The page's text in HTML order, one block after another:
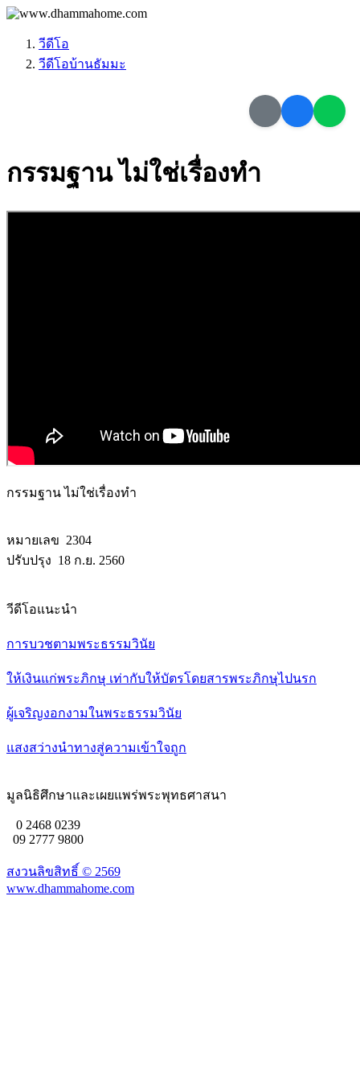
วีดีโอ
วีดีโอบ้านธัมมะ
กรรมฐาน ไม่ใช่เรื่องทำ
กรรมฐาน ไม่ใช่เรื่องทำ
หมายเลข 2304
ปรับปรุง 18 ก.ย. 2560
วีดีโอแนะนำ
การบวชตามพระธรรมวินัย
ให้เงินแก่พระภิกษุ เท่ากับให้บัตรโดยสารพระภิกษุไปนรก
ผู้เจริญงอกงามในพระธรรมวินัย
แสงสว่างนำทางสู่ความเข้าใจถูก
มูลนิธิศึกษาและเผยแพร่พระพุทธศาสนา
0 2468 0239
09 2777 9800
สงวนลิขสิทธิ์ © 2569
www.dhammahome.com